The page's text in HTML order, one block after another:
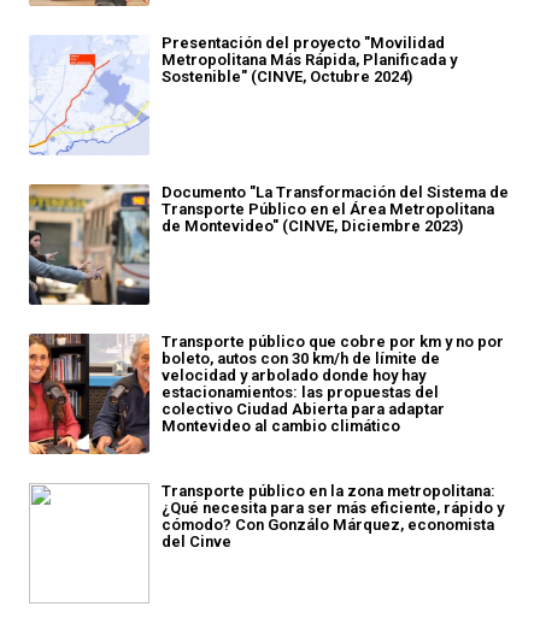
Presentación del proyecto "Movilidad
Metropolitana Más Rápida, Planificada y
Sostenible" (CINVE, Octubre 2024)
Documento "La Transformación del Sistema de
Transporte Público en el Área Metropolitana
de Montevideo" (CINVE, Diciembre 2023)
Transporte público que cobre por km y no por
boleto, autos con 30 km/h de límite de
velocidad y arbolado donde hoy hay
estacionamientos: las propuestas del
colectivo Ciudad Abierta para adaptar
Montevideo al cambio climático
Transporte público en la zona metropolitana:
¿Qué necesita para ser más eficiente, rápido y
cómodo? Con Gonzálo Márquez, economista
del Cinve